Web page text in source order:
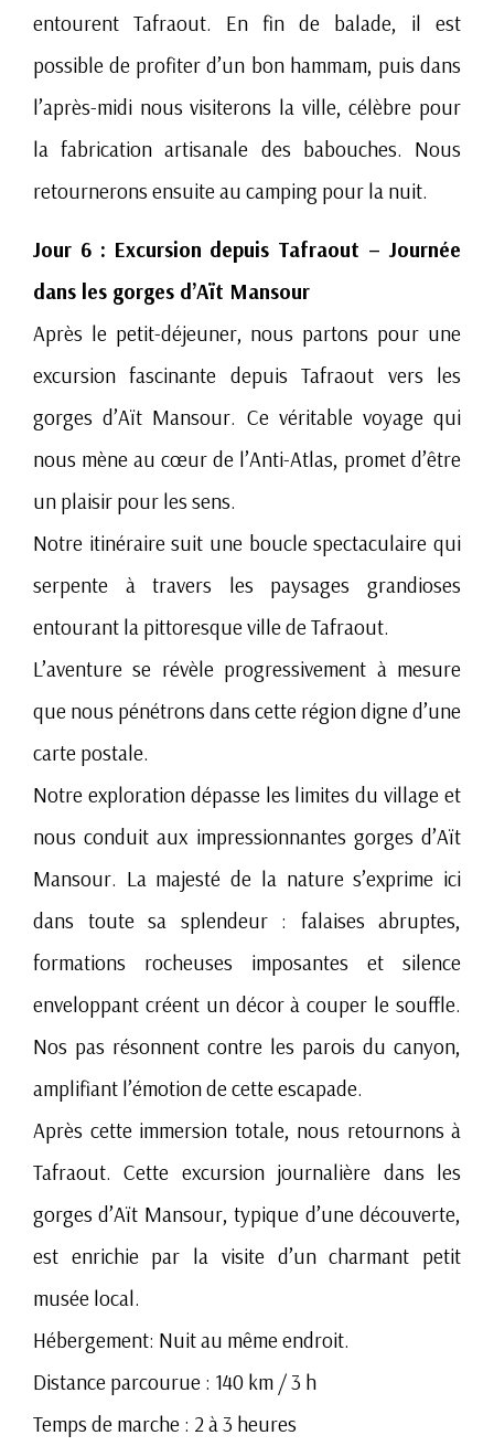
entourent Tafraout. En fin de balade, il est
possible de profiter d’un bon hammam, puis dans
l’après-midi nous visiterons la ville, célèbre pour
la fabrication artisanale des babouches. Nous
retournerons ensuite au camping pour la nuit.
Jour 6 : Excursion depuis Tafraout – Journée
dans les gorges d’Aït Mansour
Après le petit-déjeuner, nous partons pour une
excursion fascinante depuis Tafraout vers les
gorges d’Aït Mansour. Ce véritable voyage qui
nous mène au cœur de l’Anti-Atlas, promet d’être
un plaisir pour les sens.
Notre itinéraire suit une boucle spectaculaire qui
serpente à travers les paysages grandioses
entourant la pittoresque ville de Tafraout.
L’aventure se révèle progressivement à mesure
que nous pénétrons dans cette région digne d’une
carte postale.
Notre exploration dépasse les limites du village et
nous conduit aux impressionnantes gorges d’Aït
Mansour. La majesté de la nature s’exprime ici
dans toute sa splendeur : falaises abruptes,
formations rocheuses imposantes et silence
enveloppant créent un décor à couper le souffle.
Nos pas résonnent contre les parois du canyon,
amplifiant l’émotion de cette escapade.
Après cette immersion totale, nous retournons à
Tafraout. Cette excursion journalière dans les
gorges d’Aït Mansour, typique d’une découverte,
est enrichie par la visite d’un charmant petit
musée local.
Hébergement: Nuit au même endroit.
Distance parcourue : 140 km / 3 h
Temps de marche : 2 à 3 heures